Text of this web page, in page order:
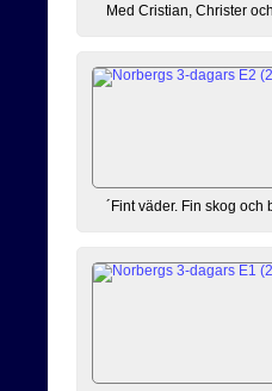
Med Cristian, Christer
´Fint väder. Fin skog